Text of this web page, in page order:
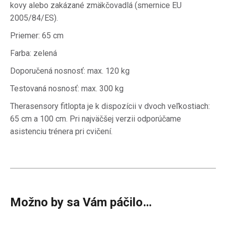
kovy alebo zakázané zmäkčovadlá (smernice EU
2005/84/ES).
Priemer: 65 cm
Farba: zelená
Doporučená nosnosť: max. 120 kg
Testovaná nosnosť: max. 300 kg
Therasensory fitlopta je k dispozícii v dvoch veľkostiach:
65 cm a 100 cm. Pri najväčšej verzii odporúčame
asistenciu trénera pri cvičení.
Možno by sa Vám páčilo…